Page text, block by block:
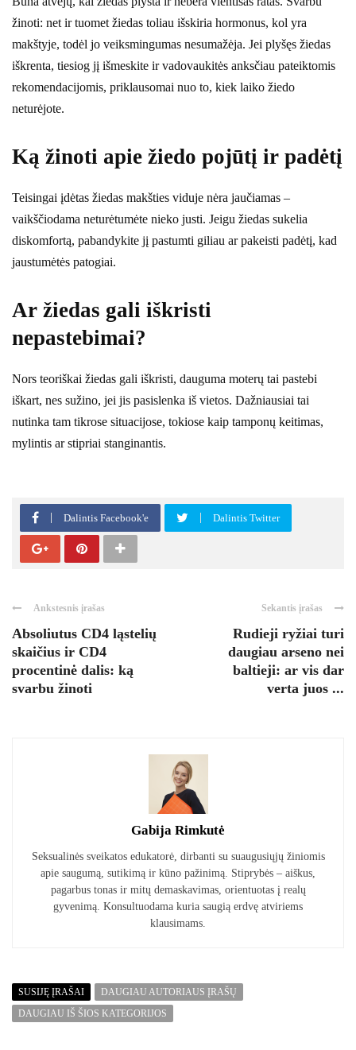
žinoti: net ir tuomet žiedas toliau išskiria hormonus, kol yra
makštyje, todėl jo veiksmingumas nesumažėja. Jei plyšęs žiedas
iškrenta, tiesiog jį išmeskite ir vadovaukitės anksčiau pateiktomis
rekomendacijomis, priklausomai nuo to, kiek laiko žiedo
neturėjote.
Ką žinoti apie žiedo pojūtį ir padėtį
Teisingai įdėtas žiedas makšties viduje nėra jaučiamas –
vaikščiodama neturėtumėte nieko justi. Jeigu žiedas sukelia
diskomfortą, pabandykite jį pastumti giliau ar pakeisti padėtį, kad
jaustumėtės patogiai.
Ar žiedas gali iškristi
nepastebimai?
Nors teoriškai žiedas gali iškristi, dauguma moterų tai pastebi
iškart, nes sužino, jei jis pasislenka iš vietos. Dažniausiai tai
nutinka tam tikrose situacijose, tokiose kaip tamponų keitimas,
mylintis ar stipriai stanginantis.
Dalintis Facebook'e Dalintis Twitter
Ankstesnis įrašas
Absoliutus CD4 ląstelių
skaičius ir CD4
procentinė dalis: ką
svarbu žinoti
Sekantis įrašas
Rudieji ryžiai turi
daugiau arseno nei
baltieji: ar vis dar
verta juos ...
Gabija Rimkutė
Seksualinės sveikatos edukatorė, dirbanti su suaugusiųjų žiniomis
apie saugumą, sutikimą ir kūno pažinimą. Stiprybės – aiškus,
pagarbus tonas ir mitų demaskavimas, orientuotas į realų
gyvenimą. Konsultuodama kuria saugią erdvę atviriems
klausimams.
SUSIJĘ ĮRAŠAI
DAUGIAU AUTORIAUS ĮRAŠŲ
DAUGIAU IŠ ŠIOS KATEGORIJOS